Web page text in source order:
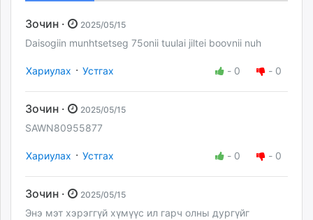
Зочин · 2025/05/15
Daisogiin munhtsetseg 75onii tuulai jiltei boovnii nuh
Хариулах · Устгах - 0 - 0
Зочин · 2025/05/15
SAWN80955877
Хариулах · Устгах - 0 - 0
Зочин · 2025/05/15
Энэ мэт хэрэггүй хүмүүс ил гарч олны дургүйг